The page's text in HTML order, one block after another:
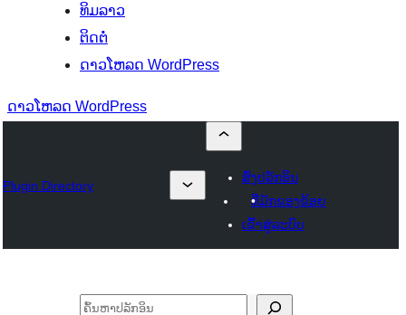
ທິມລາວ
ຕິດຕໍ່
ດາວໂຫລດ WordPress
ດາວໂຫລດ WordPress
Plugin Directory
ສົ່ງປລັກອິນ
ທີ່ມັກຂອງຂ້ອຍ
ເຂົ້າສູ່ລະບົບ
ຄົ້ນຫາ